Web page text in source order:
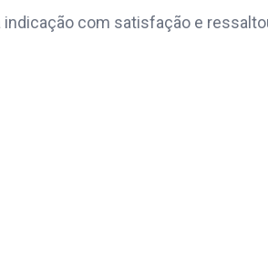
indicação com satisfação e